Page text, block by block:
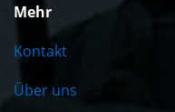
Mehr
Kontakt
Über uns